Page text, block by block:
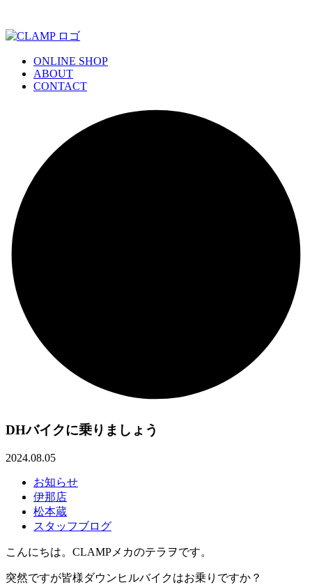
ONLINE SHOP
ABOUT
CONTACT
DHバイクに乗りましょう
2024.08.05
お知らせ
伊那店
松本蔵
スタッフブログ
こんにちは。CLAMPメカのテラヲです。
突然ですが皆様ダウンヒルバイクはお乗りですか？